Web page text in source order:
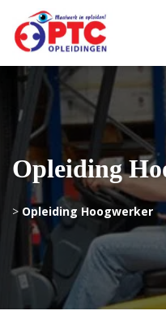
Opleiding
> Opleiding Hoogwerker